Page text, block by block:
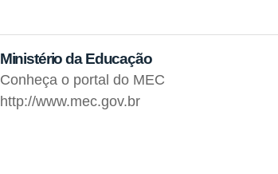
Ministério da Educação
Conheça o portal do MEC
http://www.mec.gov.br